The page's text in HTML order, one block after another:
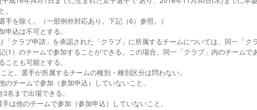
を除く。（一部例外対応あり。下記（6）参照。）
込は不可とする。
クラブ申請」を承認された「クラブ」に所属するチームについては、同一「クラ
(1）のチームで参加することができる。この場合、同一「クラブ」内のチームで
とも可能とする。
と。選手が所属するチームの種別・種別区分は問わない。
チームで参加（参加申込）していないこと。
名まで出場できる。
は他のチームで参加（参加申込）していないこと。